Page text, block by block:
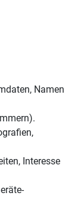
Namen
Interesse